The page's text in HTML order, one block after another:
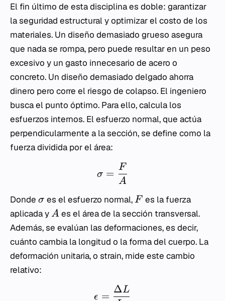
El fin último de esta disciplina es doble: garantizar
la seguridad estructural y optimizar el costo de los
materiales. Un diseño demasiado grueso asegura
que nada se rompa, pero puede resultar en un peso
excesivo y un gasto innecesario de acero o
concreto. Un diseño demasiado delgado ahorra
dinero pero corre el riesgo de colapso. El ingeniero
busca el punto óptimo. Para ello, calcula los
esfuerzos internos. El esfuerzo normal, que actúa
perpendicularmente a la sección, se define como la
fuerza dividida por el área:
σ =
A
F
Donde σ es el esfuerzo normal, F es la fuerza
aplicada y A es el área de la sección transversal.
Además, se evalúan las deformaciones, es decir,
cuánto cambia la longitud o la forma del cuerpo. La
deformación unitaria, o strain, mide este cambio
relativo:
ϵ =
ΔL